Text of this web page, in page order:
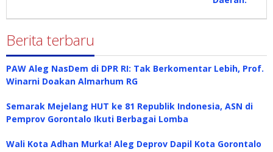
Berita terbaru
PAW Aleg NasDem di DPR RI: Tak Berkomentar Lebih, Prof.
Winarni Doakan Almarhum RG
Semarak Mejelang HUT ke 81 Republik Indonesia, ASN di
Pemprov Gorontalo Ikuti Berbagai Lomba
Wali Kota Adhan Murka! Aleg Deprov Dapil Kota Gorontalo